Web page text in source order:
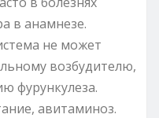
в анамнезе.
не может
возбудителю,
фурункулеза.
авитаминоз.